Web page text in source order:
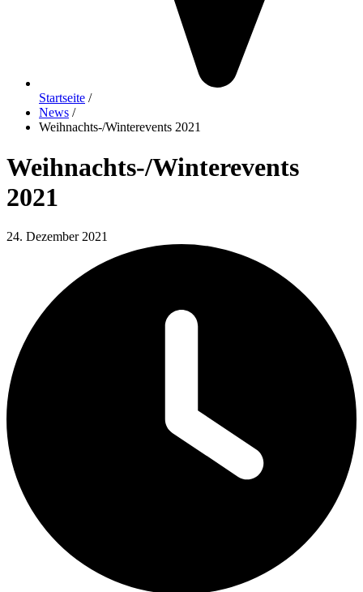
Startseite /
News /
Weihnachts-/Winterevents 2021
Weihnachts-/Winterevents
2021
24. Dezember 2021